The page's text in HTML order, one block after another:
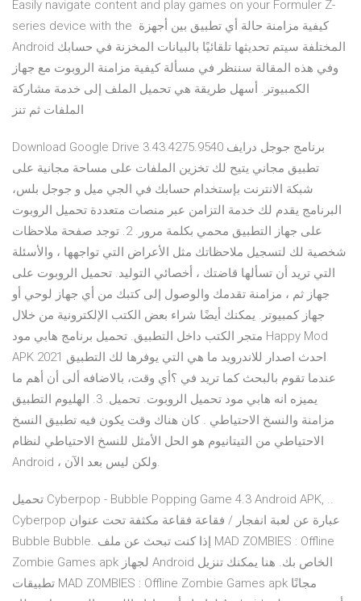
Easily navigate content and play games on your Formuler Z-
series device with the كيفية مزامنة حالة أي تطبيق بين أجهزة
Android المختلفة سيتم تحديثها تلقائيًا بالبيانات المخزنة في حسابك
وفي هذه المقالة سننظر في مسألة كيفية مزامنة الروبوت مع جهاز
الكمبيوتر. أسهل طريقة هي تحميل الملف إلى خدمة مشاركة
الملفات ثم تنز
Download Google Drive 3.43.4275.9540 برنامج جوجل درايف
تطبيق مجاني يتيح لك تخزين الملفات على مساحة مجانية على
شبكة الانترنت بإستخدام حسابك في الجي ميل و جوجل بلس،
البرنامج يقدم لك خدمة التزامن عبر منصات متعددة تحميل الروبوت
على جهاز التطبيق محمي بكلمة مرور. 2. توجد صفحة ملاحظات
شخصية لك لتسجيل ملاحظاتك مثل الأعراض التي تواجهها ، والأسئلة
التي تريد أن تسألها قاضتك ، أخصائي التوليد. تحميل الروبوت على
جهاز ثم ، مزامنة تقدمك والوصول إلى كتبك من أي جهاز لوحي أو
جهاز كمبيوتر. يمكنك أيضًا شراء بعض الكتب الإلكترونية من خلال
متجر الكتب داخل التطبيق. تحميل برنامج هابي مود Happy Mod
APK 2021 احدث اصدار للاندرويد ما هي التي يوفرها لك التطبيق
عندما تقوم بالبحث كما تريد في ؟أي وقت، بالاضافه ألى أن أهم ما
يميزه انه هابي مود تحميل الروبوت. تحميل. 3. الهليوم التطبيق
مزامنة والنسخ الاحتياطي . كان هناك وقت يكون فيه تطبيق النسخ
الاحتياطي من التيتانيوم هو الحل الأمثل للنسخ الاحتياطي لنظام
Android ، ولكن ليس بعد الآن.
تحميل Cyberpop - Bubble Popping Game 4.3 Android APK, ..
Cyberpop عبارة عن لعبة انفجار / فقاعة فقاعة مكثفة تحت عنوان
Bubble Bubble. إذا كنت تبحث عن ملف MAD ZOMBIES : Offline
Zombie Games apk لجهاز Android الخاص بك. هنا يمكنك تنزيل
تطبيقات MAD ZOMBIES : Offline Zombie Games apk مجانًا